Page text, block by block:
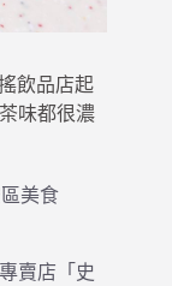
飲品店起
味都很濃
美食
賣店「史